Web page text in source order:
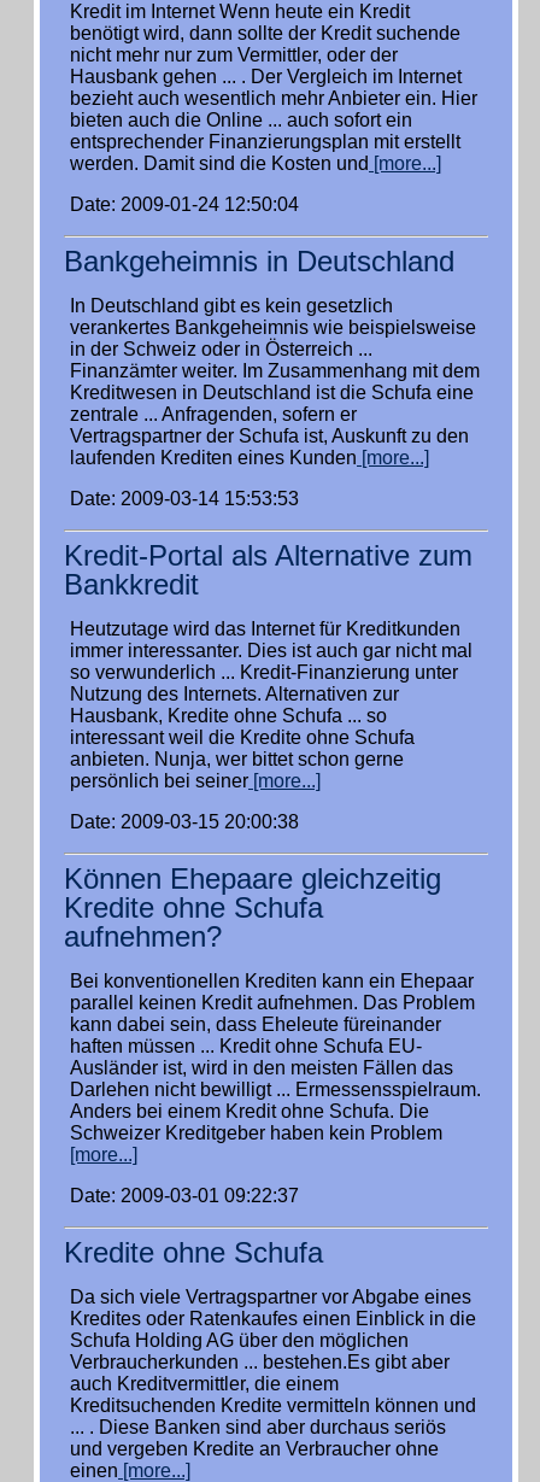
Kredit im Internet Wenn heute ein Kredit
benötigt wird, dann sollte der Kredit suchende
nicht mehr nur zum Vermittler, oder der
Hausbank gehen ... . Der Vergleich im Internet
bezieht auch wesentlich mehr Anbieter ein. Hier
bieten auch die Online ... auch sofort ein
entsprechender Finanzierungsplan mit erstellt
werden. Damit sind die Kosten und [more...]
Date: 2009-01-24 12:50:04
Bankgeheimnis in Deutschland
In Deutschland gibt es kein gesetzlich
verankertes Bankgeheimnis wie beispielsweise
in der Schweiz oder in Österreich ...
Finanzämter weiter. Im Zusammenhang mit dem
Kreditwesen in Deutschland ist die Schufa eine
zentrale ... Anfragenden, sofern er
Vertragspartner der Schufa ist, Auskunft zu den
laufenden Krediten eines Kunden [more...]
Date: 2009-03-14 15:53:53
Kredit-Portal als Alternative zum
Bankkredit
Heutzutage wird das Internet für Kreditkunden
immer interessanter. Dies ist auch gar nicht mal
so verwunderlich ... Kredit-Finanzierung unter
Nutzung des Internets. Alternativen zur
Hausbank, Kredite ohne Schufa ... so
interessant weil die Kredite ohne Schufa
anbieten. Nunja, wer bittet schon gerne
persönlich bei seiner [more...]
Date: 2009-03-15 20:00:38
Können Ehepaare gleichzeitig
Kredite ohne Schufa
aufnehmen?
Bei konventionellen Krediten kann ein Ehepaar
parallel keinen Kredit aufnehmen. Das Problem
kann dabei sein, dass Eheleute füreinander
haften müssen ... Kredit ohne Schufa EU-
Ausländer ist, wird in den meisten Fällen das
Darlehen nicht bewilligt ... Ermessensspielraum.
Anders bei einem Kredit ohne Schufa. Die
Schweizer Kreditgeber haben kein Problem
[more...]
Date: 2009-03-01 09:22:37
Kredite ohne Schufa
Da sich viele Vertragspartner vor Abgabe eines
Kredites oder Ratenkaufes einen Einblick in die
Schufa Holding AG über den möglichen
Verbraucherkunden ... bestehen.Es gibt aber
auch Kreditvermittler, die einem
Kreditsuchenden Kredite vermitteln können und
... . Diese Banken sind aber durchaus seriös
und vergeben Kredite an Verbraucher ohne
einen [more...]